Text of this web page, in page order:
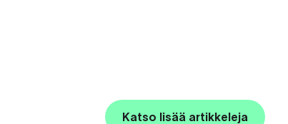
Katso lisää artikkeleja